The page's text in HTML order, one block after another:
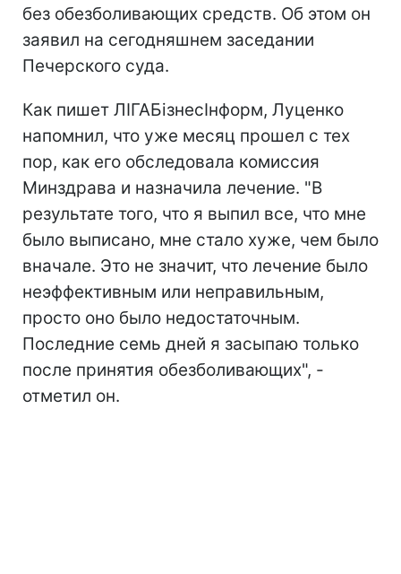
без обезболивающих средств. Об этом он
заявил на сегодняшнем заседании
Печерского суда.
Как пишет ЛІГАБізнесІнформ, Луценко
напомнил, что уже месяц прошел с тех
пор, как его обследовала комиссия
Минздрава и назначила лечение. "В
результате того, что я выпил все, что мне
было выписано, мне стало хуже, чем было
вначале. Это не значит, что лечение было
неэффективным или неправильным,
просто оно было недостаточным.
Последние семь дней я засыпаю только
после принятия обезболивающих", -
отметил он.